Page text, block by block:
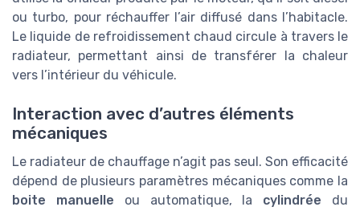
ou turbo, pour réchauffer l’air diffusé dans l’habitacle.
Le liquide de refroidissement chaud circule à travers le
radiateur, permettant ainsi de transférer la chaleur
vers l’intérieur du véhicule.
Interaction avec d’autres éléments
mécaniques
Le radiateur de chauffage n’agit pas seul. Son efficacité
dépend de plusieurs paramètres mécaniques comme la
boite manuelle ou automatique, la cylindrée du